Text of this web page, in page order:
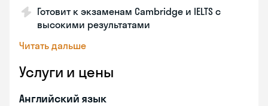
Готовит к экзаменам Cambridge и IELTS с
высокими результатами
Читать дальше
Услуги и цены
Английский язык